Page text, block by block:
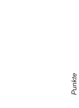
Punkte